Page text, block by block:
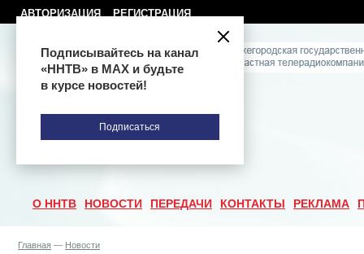
АВТОРИЗАЦИЯ РЕГИСТРАЦИЯ
О ННТВ НОВОСТИ ПЕРЕДАЧИ КОНТАКТЫ РЕКЛАМА
Главная — Новости
Подписывайтесь на канал
«ННТВ» в МАХ и будьте
в курсе новостей!
Подписаться